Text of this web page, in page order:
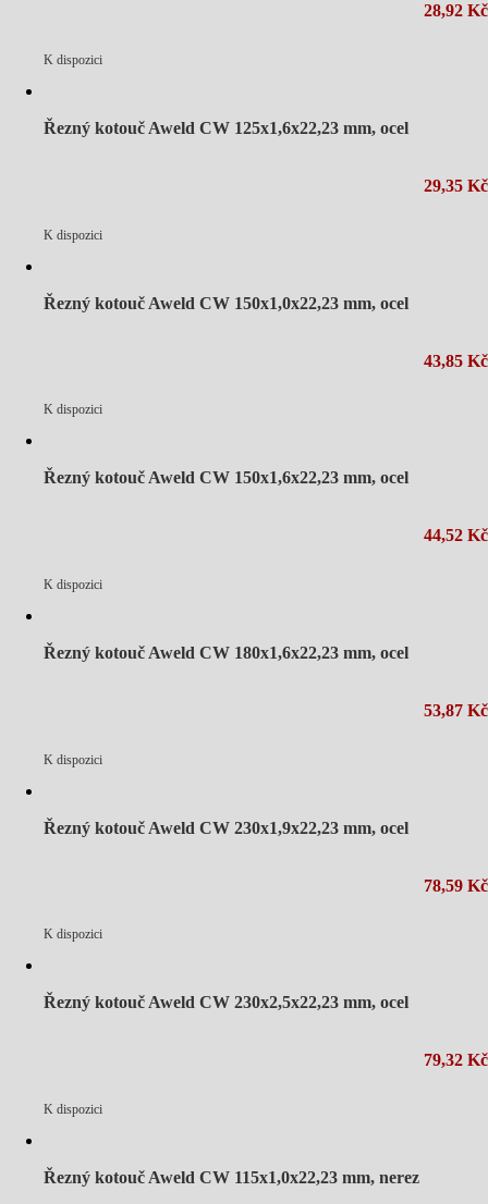
28,92 Kč
K dispozici
Řezný kotouč Aweld CW 125x1,6x22,23 mm, ocel
29,35 Kč
K dispozici
Řezný kotouč Aweld CW 150x1,0x22,23 mm, ocel
43,85 Kč
K dispozici
Řezný kotouč Aweld CW 150x1,6x22,23 mm, ocel
44,52 Kč
K dispozici
Řezný kotouč Aweld CW 180x1,6x22,23 mm, ocel
53,87 Kč
K dispozici
Řezný kotouč Aweld CW 230x1,9x22,23 mm, ocel
78,59 Kč
K dispozici
Řezný kotouč Aweld CW 230x2,5x22,23 mm, ocel
79,32 Kč
K dispozici
Řezný kotouč Aweld CW 115x1,0x22,23 mm, nerez